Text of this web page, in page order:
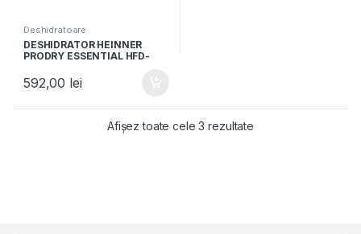
Deshidratoare
DESHIDRATOR HEINNER
PRODRY ESSENTIAL HFD-
LED, Control electronic, 6
tavi, Inox
592,00 lei
Afișez toate cele 3 rezultate